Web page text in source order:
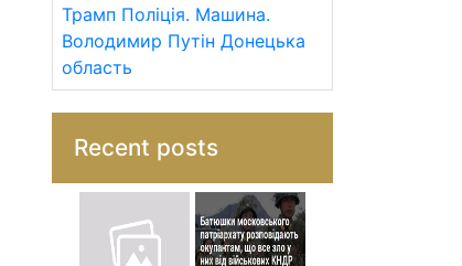
Трамп Поліція. Машина.
Володимир Путін Донецька
область
Recent posts